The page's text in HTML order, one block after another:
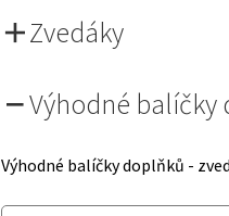
Zvedáky
Výhodné balíčky
Výhodné balíčky doplňků -